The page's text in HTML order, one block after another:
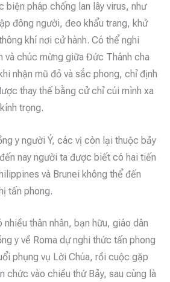
biện pháp chống lan lây virus, như
đông người, đeo khẩu trang, khử
khí nơi cử hành. Có thể nghi
và chúc mừng giữa Đức Thánh cha
nhận mũ đỏ và sắc phong, chỉ định
thay thế bằng cử chỉ cúi mình xa
trọng.
y người Ý, các vị còn lại thuộc bảy
nay người ta được biết có hai tiến
và Brunei không thể đến
tấn phong.
thân nhân, bạn hữu, giáo dân
y về Roma dự nghi thức tấn phong
phụng vụ Lời Chúa, rồi cuộc gặp
chức vào chiều thứ Bảy, sau cùng là